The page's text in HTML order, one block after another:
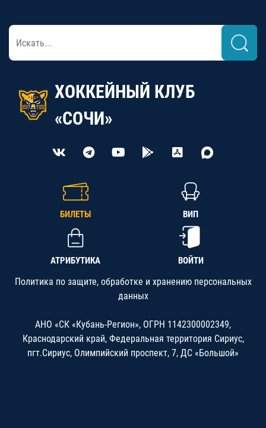
ХОККЕЙНЫЙ КЛУБ
«СОЧИ»
БИЛЕТЫ ВИП
АТРИБУТИКА ВОЙТИ
Политика по защите, обработке и хранению персональных
данных
АНО «СК «Кубань-Регион», ОГРН 1142300002349,
Краснодарский край, Федеральная территория Сириус,
пгт.Сириус, Олимпийский проспект, 7, ДС «Большой»